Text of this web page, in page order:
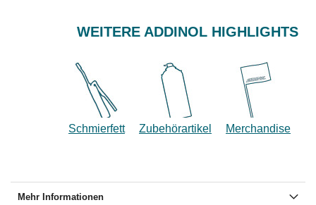
WEITERE ADDINOL HIGHLIGHTS
Schmierfett Zubehörartikel Merchandise
Mehr Informationen